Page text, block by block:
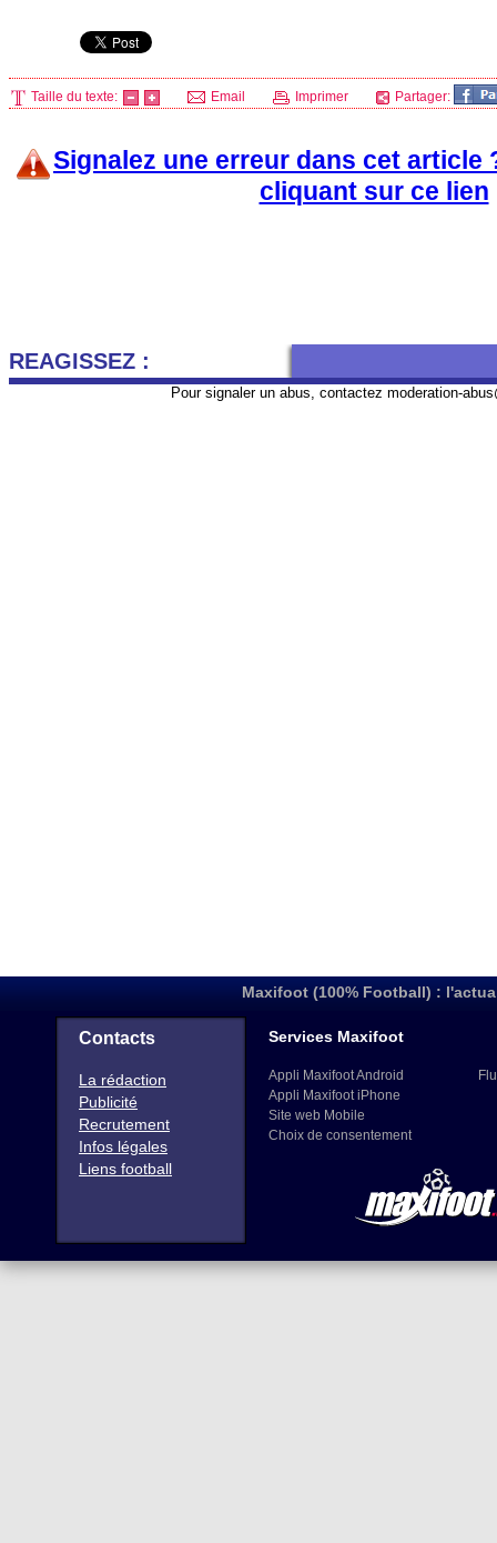
Taille du texte: Email Imprimer Partager:
Signalez une erreur dans cet article
cliquant sur ce lien
REAGISSEZ :
Pour signaler un abus, contactez moderation-
Maxifoot (100% Football) :
Contacts
La rédaction
Publicité
Recrutement
Infos légales
Liens football
Services Maxifoot
Appli Maxifoot Android
Appli Maxifoot iPhone
Site web Mobile
Choix de consentement